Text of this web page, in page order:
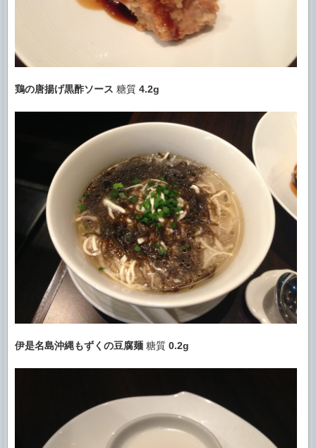
鶏の唐揚げ黒酢ソース 糖質 4.2g
伊是名島沖縄もずくの豆腐麺 糖質 0.2g